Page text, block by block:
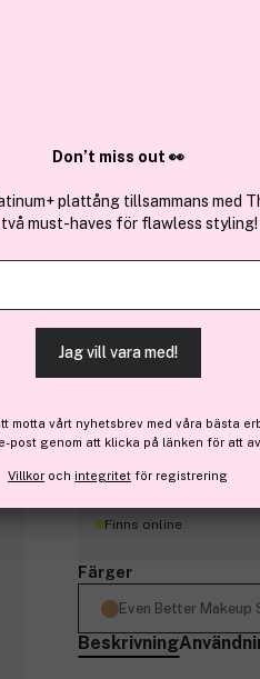
Outlet 3 för 2
Even Better
239 kr
Finns online
Färger
Even Better Makeup
Beskrivning
Don’t miss out 👀
plattång tillsammans med
två must-haves för flawless styling!
Jag vill vara med!
motta vårt nyhetsbrev med våra bästa
post genom att klicka på länken för att
Villkor och integritet för registrering